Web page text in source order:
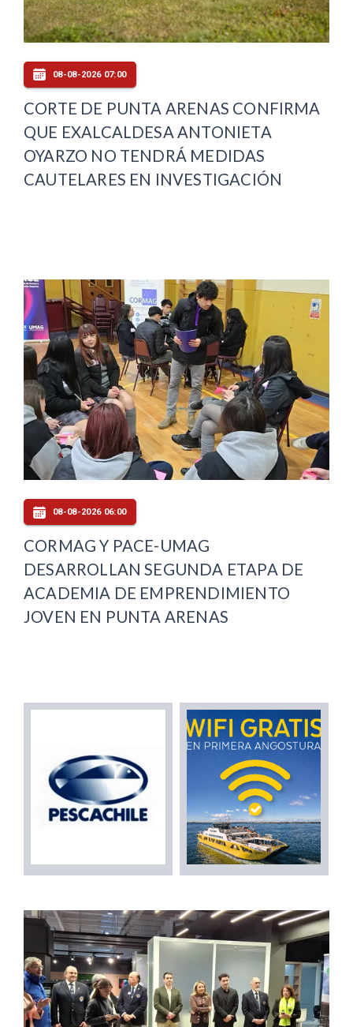
08-08-2026 07:00
CORTE DE PUNTA ARENAS CONFIRMA
QUE EXALCALDESA ANTONIETA
OYARZO NO TENDRÁ MEDIDAS
CAUTELARES EN INVESTIGACIÓN
08-08-2026 06:00
CORMAG Y PACE-UMAG
DESARROLLAN SEGUNDA ETAPA DE
ACADEMIA DE EMPRENDIMIENTO
JOVEN EN PUNTA ARENAS